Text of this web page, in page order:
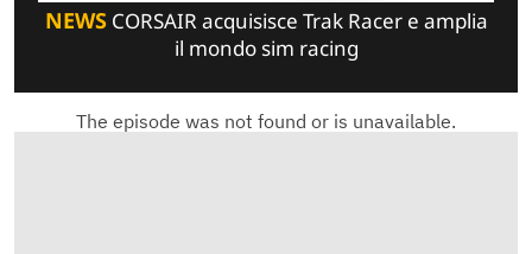
NEWSCORSAIR acquisisce Trak Racer e amplia
il mondo sim racing